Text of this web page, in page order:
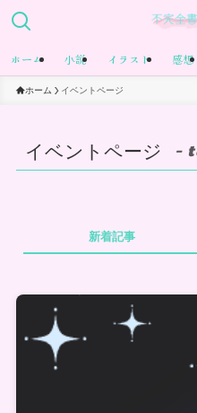
ホーム 小説 イラスト 感想
ホーム イベントページ
イベントページ –
新着記事